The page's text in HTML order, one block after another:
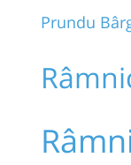
Prundu